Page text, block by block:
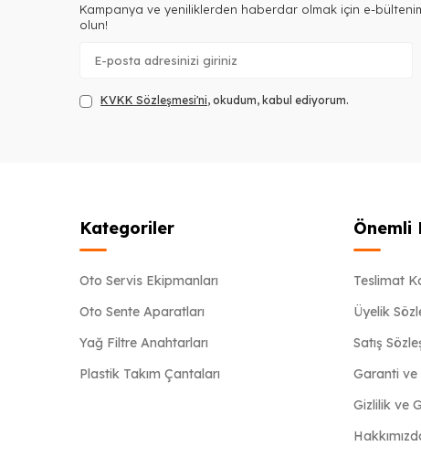
Kampanya ve yeniliklerden haberdar olmak için e-
olun!
KVKK Sözleşmesi'ni, okudum, kabul ediyorum.
Kategoriler
Oto Servis Ekipmanları
Oto Sente Aparatları
Yağ Filtre Anahtarları
Plastik Takım Çantaları
Önemli
Teslimat
Üyelik
Satış
Garanti ve
Gizlilik ve